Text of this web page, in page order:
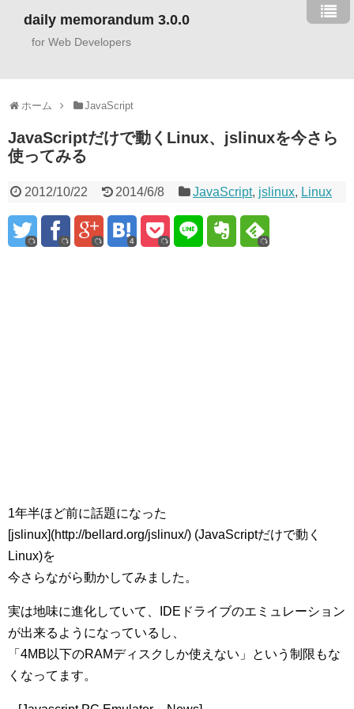
daily memorandum 3.0.0
for Web Developers
ホーム JavaScript
JavaScriptだけで動くLinux、jslinuxを今さら
使ってみる
2012/10/22 2014/6/8 JavaScript, jslinux, Linux
4
1年半ほど前に話題になった
[jslinux](http://bellard.org/jslinux/) (JavaScriptだけで動く
Linux)を
今さらながら動かしてみました。
実は地味に進化していて、IDEドライブのエミュレーション
が出来るようになっているし、
「4MB以下のRAMディスクしか使えない」という制限もな
くなってます。